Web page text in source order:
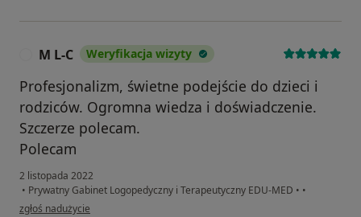
M L-C Weryfikacja wizyty
Profesjonalizm, świetne podejście do dzieci i
rodziców. Ogromna wiedza i doświadczenie.
Szczerze polecam.
Polecam
2 listopada 2022
• Prywatny Gabinet Logopedyczny i Terapeutyczny EDU-MED • •
w opinii użytkownika M L-C
zgłoś nadużycie